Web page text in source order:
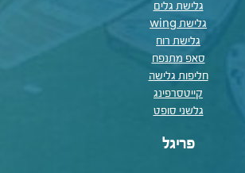
גלישת גלים
גלישת wing
גלישת רוח
סאפ מתנפח
חליפות גלישה
קייטסרפינג
גלשני סופט
פריגל